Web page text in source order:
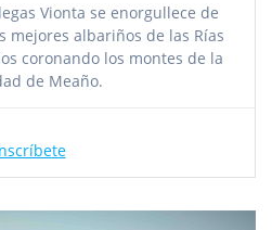
Vionta se enorgullece de
mejores albariños de las Rías
coronando los montes de la
de Meaño.